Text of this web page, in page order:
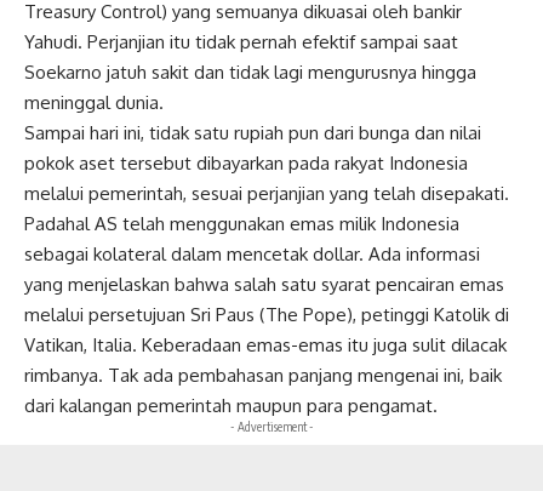
Treasury Control) yang semuanya dikuasai oleh bankir
Yahudi. Perjanjian itu tidak pernah efektif sampai saat
Soekarno jatuh sakit dan tidak lagi mengurusnya hingga
meninggal dunia.
Sampai hari ini, tidak satu rupiah pun dari bunga dan nilai
pokok aset tersebut dibayarkan pada rakyat Indonesia
melalui pemerintah, sesuai perjanjian yang telah disepakati.
Padahal AS telah menggunakan emas milik Indonesia
sebagai kolateral dalam mencetak dollar. Ada informasi
yang menjelaskan bahwa salah satu syarat pencairan emas
melalui persetujuan Sri Paus (The Pope), petinggi Katolik di
Vatikan, Italia. Keberadaan emas-emas itu juga sulit dilacak
rimbanya. Tak ada pembahasan panjang mengenai ini, baik
dari kalangan pemerintah maupun para pengamat.
- Advertisement -